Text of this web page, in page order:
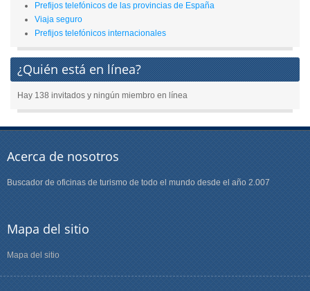
Prefijos telefónicos de las provincias de España
Viaja seguro
Prefijos telefónicos internacionales
¿Quién está en línea?
Hay 138 invitados y ningún miembro en línea
Acerca de nosotros
Buscador de oficinas de turismo de todo el mundo desde el año 2.007
Mapa del sitio
Mapa del sitio